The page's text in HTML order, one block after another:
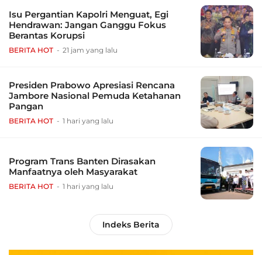
Isu Pergantian Kapolri Menguat, Egi
Hendrawan: Jangan Ganggu Fokus
Berantas Korupsi
BERITA HOT 21 jam yang lalu
Presiden Prabowo Apresiasi Rencana
Jambore Nasional Pemuda Ketahanan
Pangan
BERITA HOT 1 hari yang lalu
Program Trans Banten Dirasakan
Manfaatnya oleh Masyarakat
BERITA HOT 1 hari yang lalu
Indeks Berita